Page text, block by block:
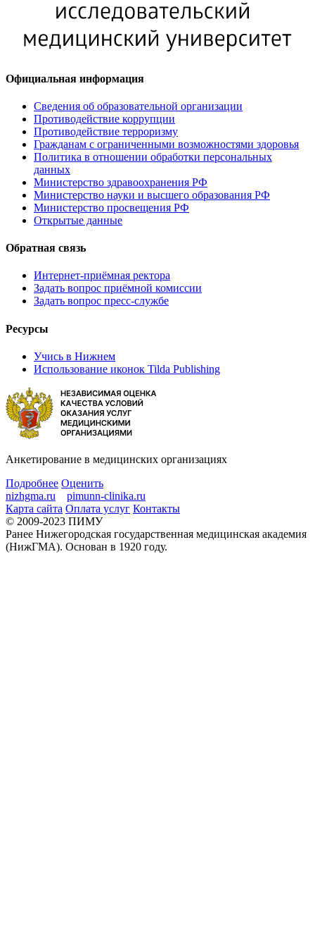
Официальная информация
Сведения об образовательной организации
Противодействие коррупции
Противодействие терроризму
Гражданам с ограниченными возможностями здоровья
Политика в отношении обработки персональных
данных
Министерство здравоохранения РФ
Министерство науки и высшего образования РФ
Министерство просвещения РФ
Открытые данные
Обратная связь
Интернет-приёмная ректора
Задать вопрос приёмной комиссии
Задать вопрос пресс-службе
Ресурсы
Учись в Нижнем
Использование иконок Tilda Publishing
Анкетирование в медицинских организациях
Подробнее Оценить
nizhgma.ru
pimunn-clinika.ru
Карта сайта Оплата услуг Контакты
© 2009-2023 ПИМУ
Ранее Нижегородская государственная медицинская академия
(НижГМА). Основан в 1920 году.